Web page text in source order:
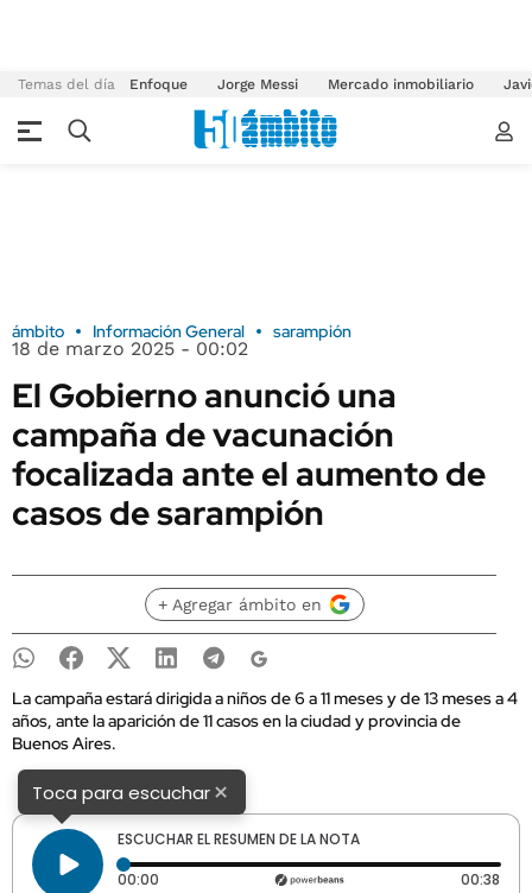
Temas del día Enfoque Jorge Messi Mercado inmobiliario
ámbito Información General sarampión
18 de marzo 2025 - 00:02
El Gobierno anunció una
campaña de vacunación
focalizada ante el aumento de
casos de sarampión
+ Agregar ámbito en
La campaña estará dirigida a niños de 6 a 11 meses y de 13 meses a 4
años, ante la aparición de 11 casos en la ciudad y provincia de
Buenos Aires.
Toca para escuchar×
ESCUCHAR EL RESUMEN DE LA NOTA
00:00 Tiempo transcurrido: 0 segundos 00:38